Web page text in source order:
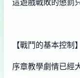
這遊戲戰敗的懲罰
【戰鬥的基本控制】
序章教學劇情已經